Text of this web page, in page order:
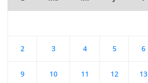
2 3 4 5 6
9 10 11 12 13